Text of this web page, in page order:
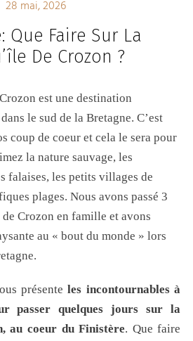
28 mai, 2026
Que Faire Sur La
De Crozon ?
est une destination
le sud de la Bretagne. C’est
coup de coeur et cela le sera pour
la nature sauvage, les
falaises, les petits villages de
plages. Nous avons passé 3
Crozon en famille et avons
au « bout du monde » lors
présenteles incontournables à
passer quelques jours sur la
au coeur du Finistère. Que faire